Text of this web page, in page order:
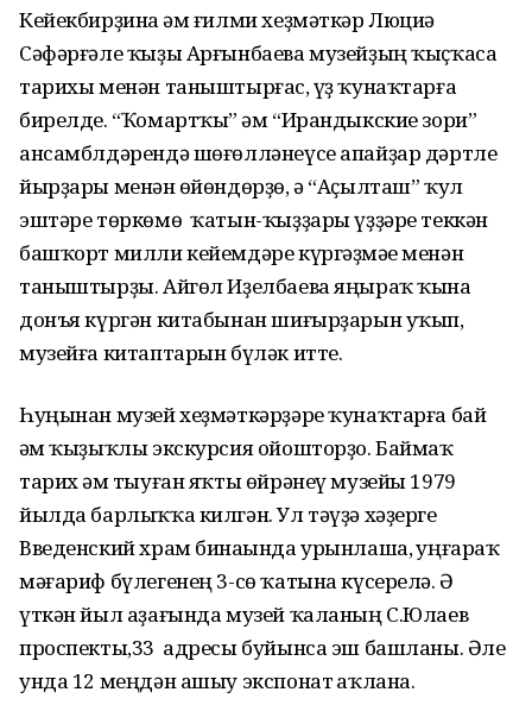
Кейекбирҙина һәм ғилми хеҙмәткәр Люциә
Сәфәрғәле ҡыҙы Арғынбаева музейҙың ҡыҫҡаса
тарихы менән таныштырғас, һүҙ ҡунаҡтарға
бирелде. “Ҡомартҡы” һәм “Ирандыкские зори”
ансамблдәрендә шөғөлләнеүсе апайҙар дәртле
йырҙары менән һөйөндөрҙө, ә “Аҫылташ” ҡул
эштәре төркөмө ҡатын-ҡыҙҙары үҙҙәре теккән
башҡорт милли кейемдәре күргәҙмәһе менән
таныштырҙы. Айгөл Иҙелбаева яңыраҡ ҡына
донъя күргән китабынан шиғырҙарын уҡып,
музейға китаптарын бүләк итте.
Һуңынан музей хеҙмәткәрҙәре ҡунаҡтарға бай
һәм ҡыҙыҡлы экскурсия ойошторҙо. Баймаҡ
тарих һәм тыуған яҡты өйрәнеү музейы 1979
йылда барлыҡҡа килгән. Ул тәүҙә хәҙерге
Введенский храм бинаһында урынлаша, һуңғараҡ
мәғариф бүлегенең 3-сө ҡатына күсерелә. Ә
үткән йыл аҙағында музей ҡаланың С.Юлаев
проспекты,33 адресы буйынса эш башланы. Әле
унда 12 меңдән ашыу экспонат һаҡлана.